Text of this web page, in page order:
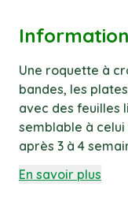
Une roquette à
bandes, les
avec des feuilles
semblable à
après 3 à 4
En savoir plus